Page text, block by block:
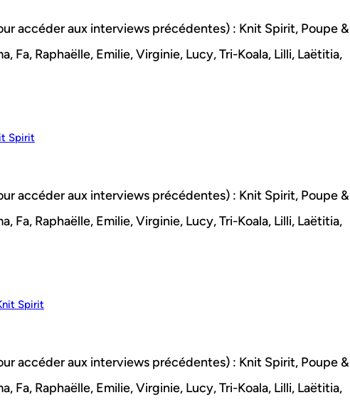
accéder aux interviews précédentes) : Knit Spirit, Poupe &
Fa, Raphaëlle, Emilie, Virginie, Lucy, Tri-Koala, Lilli, Laëtitia,
Spirit
accéder aux interviews précédentes) : Knit Spirit, Poupe &
Fa, Raphaëlle, Emilie, Virginie, Lucy, Tri-Koala, Lilli, Laëtitia,
Spirit
accéder aux interviews précédentes) : Knit Spirit, Poupe &
Fa, Raphaëlle, Emilie, Virginie, Lucy, Tri-Koala, Lilli, Laëtitia,